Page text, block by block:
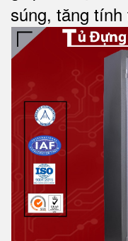
súng, tăng